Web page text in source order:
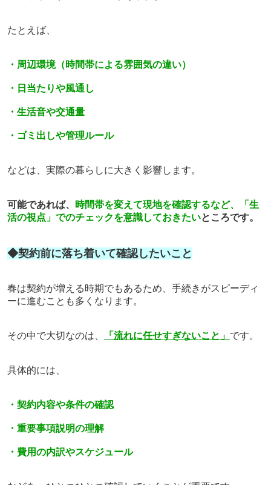
たとえば、
・周辺環境（時間帯による雰囲気の違い）
・日当たりや風通し
・生活音や交通量
・ゴミ出しや管理ルール
などは、実際の暮らしに大きく影響します。
可能であれば、
時間帯を変えて現地を確認するなど、「生
活の視点」でのチェックを意識しておきたいところです。
◆契約前に落ち着いて確認したいこと
春は契約が増える時期でもあるため、手続きがスピーディ
ーに進むことも多くなります。
その中で大切なのは、 「流れに任せすぎないこと」 です。
具体的には、
・契約内容や条件の確認
・重要事項説明の理解
・費用の内訳やスケジュール